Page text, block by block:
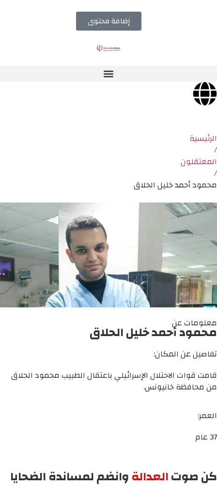
إضافة محتوى
الرئيسية
/
المعتقلون
/
محمود أحمد خليل الحلاق
معلومات عن
محمود أحمد خليل الحلاق
تفاصيل عن المكان:
قامت قوات الاحتلال الإسرائيلي باعتقال الطبيب محمود الحلاق
من محافظة خانيونس.
العمر:
37 عام
كن صوتالعدالةوانضم لمساندة الضحايا